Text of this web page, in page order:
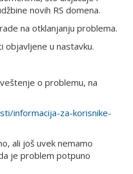
novih RS domena.
na otklanjanju problema.
objavljene u nastavku.
o problemu, na
informacija-za-korisnike-
ali još uvek nemamo
je problem potpuno